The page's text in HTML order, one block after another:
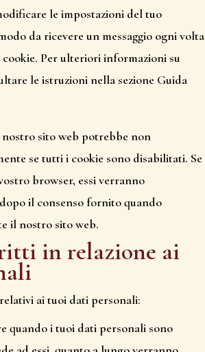
le impostazioni del tuo
da ricevere un messaggio ogni volta
Per ulteriori informazioni su
le istruzioni nella sezione Guida
sito web potrebbe non
se tutti i cookie sono disabilitati. Se
browser, essi verranno
il consenso fornito quando
il nostro sito web.
in relazione ai
ai tuoi dati personali:
quando i tuoi dati personali sono